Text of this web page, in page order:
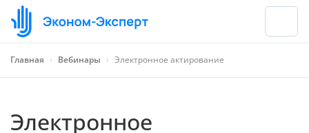
Главная › Вебинары › Электронное актирование
Электронное